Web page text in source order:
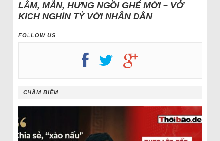
LÂM, MẪN, HƯNG NGỒI GHẾ MỚI – VỞ
KỊCH NGHÌN TỶ VỚI NHÂN DÂN
FOLLOW US
CHÂM BIẾM